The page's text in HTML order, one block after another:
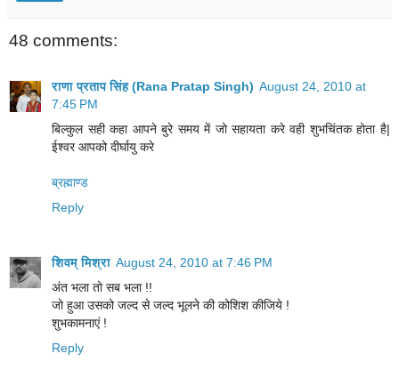
48 comments:
राणा प्रताप सिंह (Rana Pratap Singh) August 24, 2010 at
7:45 PM
बिल्कुल सही कहा आपने बुरे समय में जो सहायता करे वही शुभचिंतक होता है|
ईश्वर आपको दीर्घायु करे
ब्रह्माण्ड
Reply
शिवम् मिश्रा August 24, 2010 at 7:46 PM
अंत भला तो सब भला !!
जो हुआ उसको जल्द से जल्द भूलने की कोशिश कीजिये !
शुभकामनाएं !
Reply